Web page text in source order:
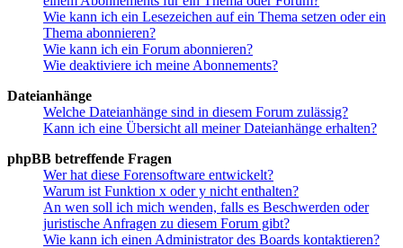
Wie kann ich ein Lesezeichen auf ein Thema setzen oder ein
Thema abonnieren?
Wie kann ich ein Forum abonnieren?
Wie deaktiviere ich meine Abonnements?
Dateianhänge
Welche Dateianhänge sind in diesem Forum zulässig?
Kann ich eine Übersicht all meiner Dateianhänge erhalten?
phpBB betreffende Fragen
Wer hat diese Forensoftware entwickelt?
Warum ist Funktion x oder y nicht enthalten?
An wen soll ich mich wenden, falls es Beschwerden oder
juristische Anfragen zu diesem Forum gibt?
Wie kann ich einen Administrator des Boards kontaktieren?